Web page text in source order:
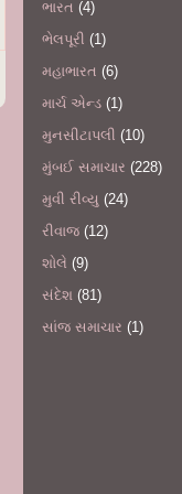
ભારત (4)
ભેલપૂરી (1)
મહાભારત (6)
માર્ચ એન્ડ (1)
મુનસીટાપલી (10)
મુંબઈ સમાચાર (228)
મુવી રીવ્યુ (24)
રીવાજ (12)
શોલે (9)
સંદેશ (81)
સાંજ સમાચાર (1)